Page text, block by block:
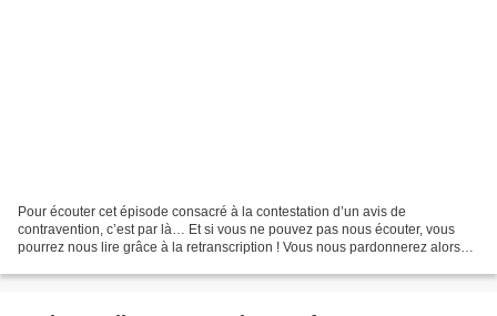
Pour écouter cet épisode consacré à la contestation d’un avis de
contravention, c’est par là… Et si vous ne pouvez pas nous écouter, vous
pourrez nous lire grâce à la retranscription ! Vous nous pardonnerez alors